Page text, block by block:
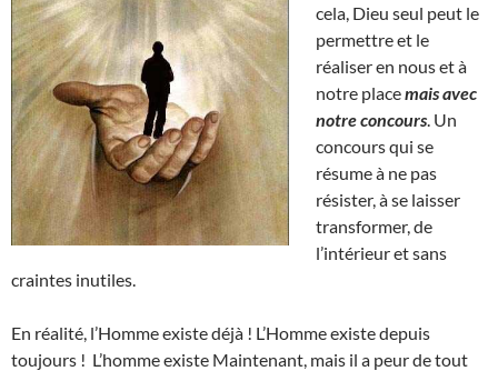
cela, Dieu seul peut le
permettre et le
réaliser en nous et à
notre placemais avec
notre concours . Un
concours qui se
résume à ne pas
résister, à se laisser
transformer, de
l’intérieur et sans
craintes inutiles.
En réalité, l’Homme existe déjà ! L’Homme existe depuis
toujours ! L’homme existe Maintenant, mais il a peur de tout